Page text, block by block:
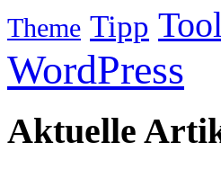
Theme Tipp Tool
WordPress
Aktuelle